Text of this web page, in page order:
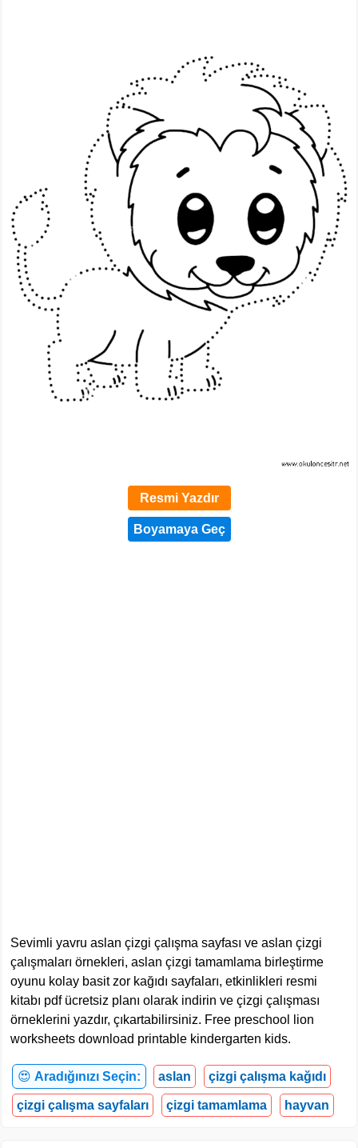
Resmi Yazdır
Sevimli yavru aslan çizgi çalışma sayfası ve aslan çizgi
çalışmaları örnekleri, aslan çizgi tamamlama birleştirme
oyunu kolay basit zor kağıdı sayfaları, etkinlikleri resmi
kitabı pdf ücretsiz planı olarak indirin ve çizgi çalışması
örneklerini yazdır, çıkartabilirsiniz. Free preschool lion
worksheets download printable kindergarten kids.
😍 Aradığınızı Seçin: aslan çizgi çalışma kağıdı
çizgi çalışma sayfaları çizgi tamamlama hayvan